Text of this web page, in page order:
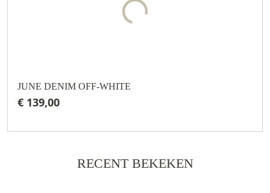
JUNE DENIM OFF-WHITE
€ 139,00
RECENT BEKEKEN